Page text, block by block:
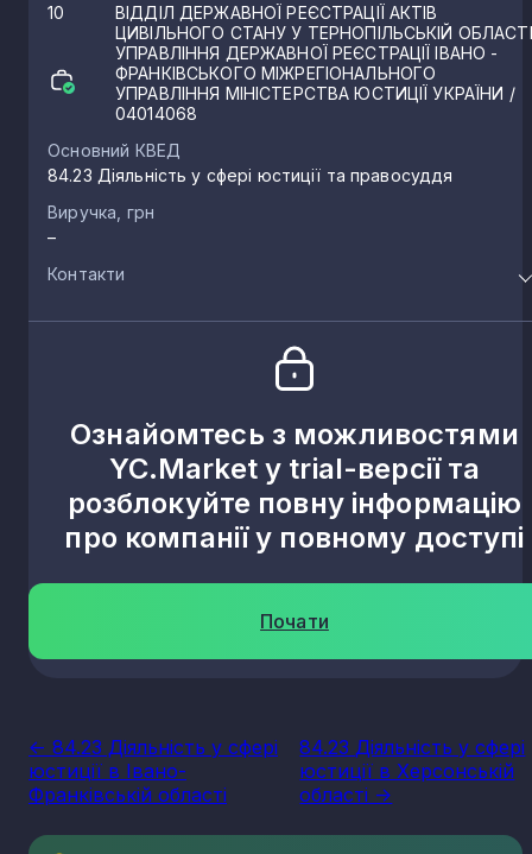
10
ВІДДІЛ ДЕРЖАВНОЇ РЕЄСТРАЦІЇ АКТІВ
ЦИВІЛЬНОГО СТАНУ У ТЕРНОПІЛЬСЬКІЙ ОБЛАСТІ
УПРАВЛІННЯ ДЕРЖАВНОЇ РЕЄСТРАЦІЇ ІВАНО -
ФРАНКІВСЬКОГО МІЖРЕГІОНАЛЬНОГО
УПРАВЛІННЯ МІНІСТЕРСТВА ЮСТИЦІЇ УКРАЇНИ /
04014068
Основний КВЕД
84.23 Діяльність у сфері юстиції та правосуддя
Виручка, грн
–
Контакти
Ознайомтесь з можливостями
YC.Market у trial-версії та
розблокуйте повну інформацію
про компанії у повному доступі
Почати
<- 84.23 Діяльність у сфері
юстиції в Івано-
Франківській області
84.23 Діяльність у сфері
юстиції в Херсонській
області ->